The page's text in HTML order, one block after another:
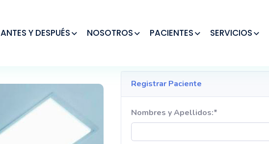
ANTES Y DESPUÉS NOSOTROS PACIENTES SERVICIOS